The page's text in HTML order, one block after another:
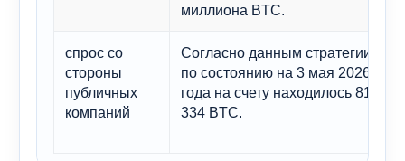
миллиона BTC.
спрос со
стороны
публичных
компаний
Согласно данным стратегии,
по состоянию на 3 мая 2026
года на счету находилось 818
334 BTC.